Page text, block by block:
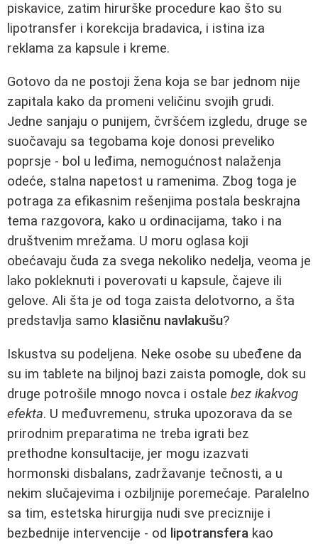
piskavice, zatim hirurške procedure kao što su
lipotransfer i korekcija bradavica, i istina iza
reklama za kapsule i kreme.
Gotovo da ne postoji žena koja se bar jednom nije
zapitala kako da promeni veličinu svojih grudi.
Jedne sanjaju o punijem, čvršćem izgledu, druge se
suočavaju sa tegobama koje donosi preveliko
poprsje - bol u leđima, nemogućnost nalaženja
odeće, stalna napetost u ramenima. Zbog toga je
potraga za efikasnim rešenjima postala beskrajna
tema razgovora, kako u ordinacijama, tako i na
društvenim mrežama. U moru oglasa koji
obećavaju čuda za svega nekoliko nedelja, veoma je
lako pokleknuti i poverovati u kapsule, čajeve ili
gelove. Ali šta je od toga zaista delotvorno, a šta
predstavlja samo klasičnu navlakušu?
Iskustva su podeljena. Neke osobe su ubeđene da
su im tablete na biljnoj bazi zaista pomogle, dok su
druge potrošile mnogo novca i ostale bez ikakvog
efekta. U međuvremenu, struka upozorava da se
prirodnim preparatima ne treba igrati bez
prethodne konsultacije, jer mogu izazvati
hormonski disbalans, zadržavanje tečnosti, a u
nekim slučajevima i ozbiljnije poremećaje. Paralelno
sa tim, estetska hirurgija nudi sve preciznije i
bezbednije intervencije - od lipotransfera kao